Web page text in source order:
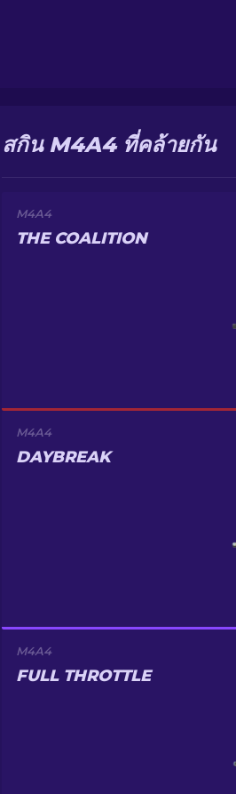
สกิน M4A4 ที่คล้ายกัน
M4A4
THE COALITION
M4A4
DAYBREAK
M4A4
FULL THROTTLE